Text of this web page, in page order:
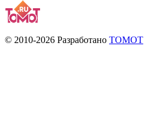
© 2010-2026 Разработано TOMOT